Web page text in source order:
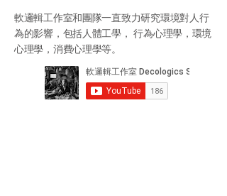
​軟邏輯工作室和團隊一直致力研究環境對人行
為的影響，包括人體工學， 行為心理學，環境
心理學，消費心理學等。